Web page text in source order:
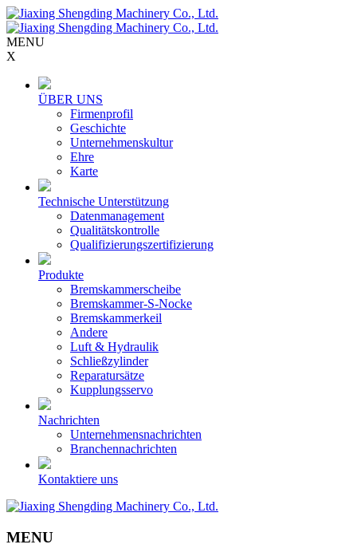
MENU
X
ÜBER UNS
Firmenprofil
Geschichte
Unternehmenskultur
Ehre
Karte
Technische Unterstützung
Datenmanagement
Qualitätskontrolle
Qualifizierungszertifizierung
Produkte
Bremskammerscheibe
Bremskammer-S-Nocke
Bremskammerkeil
Andere
Luft & Hydraulik
Schließzylinder
Reparatursätze
Kupplungsservo
Nachrichten
Unternehmensnachrichten
Branchennachrichten
Kontaktiere uns
MENU